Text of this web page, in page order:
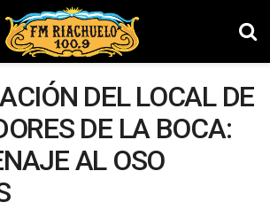
DEL LOCAL DE
DE LA BOCA:
AL OSO